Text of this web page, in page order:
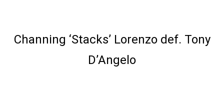
Channing ‘Stacks’ Lorenzo def. Tony
D’Angelo